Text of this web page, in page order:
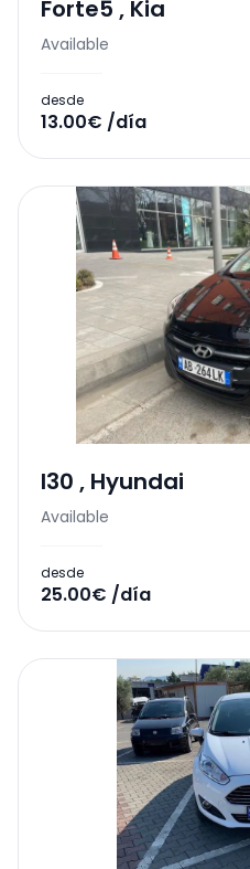
Forte5 , Kia
Available
desde
13.00€ /día
I30 , Hyundai
Available
desde
25.00€ /día